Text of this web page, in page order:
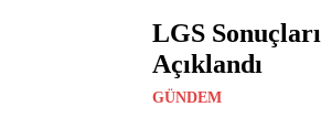
LGS Sonuçları
Açıklandı
GÜNDEM